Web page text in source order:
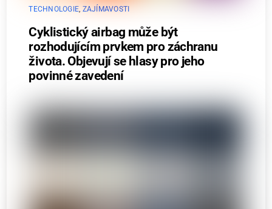
TECHNOLOGIE ZAJÍMAVOSTI
Cyklistický airbag může být
rozhodujícím prvkem pro záchranu
života. Objevují se hlasy pro jeho
povinné zavedení